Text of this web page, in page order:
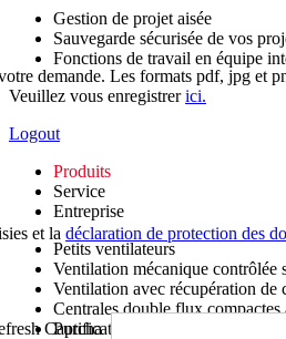
Gestion de projet aisée
Sauvegarde sécurisée de vos
Fonctions de travail en équipe
Veuillez vous enregistrerici.
Logout
Produits
Service
Entreprise
Petits ventilateurs
Ventilation mécanique contrôlée
Ventilation avec récupération de
Centrales double flux
Purificateurs d'air/Moniteurs CO
demande. Les formats pdf, jpg et
et la déclaration de protection des